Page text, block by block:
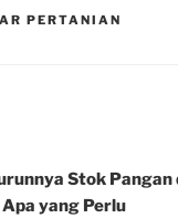
PERTANIAN
Stok Pangan
yang Perlu